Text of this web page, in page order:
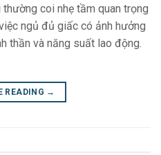
coi nhẹ tầm quan trọng
ngủ đủ giấc có ảnh hưởng
thần và năng suất lao động.
READING →